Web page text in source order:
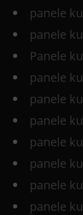
panele
panele
Panele
panele
panele
panele
panele
panele
panele
panele